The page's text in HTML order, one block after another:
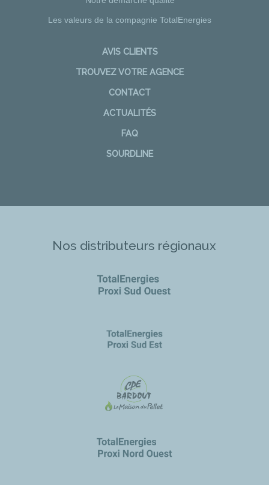
Les valeurs de la compagnie TotalEnergies
AVIS CLIENTS
TROUVEZ VOTRE AGENCE
CONTACT
ACTUALITÉS
FAQ
SOURDLINE
Nos distributeurs régionaux